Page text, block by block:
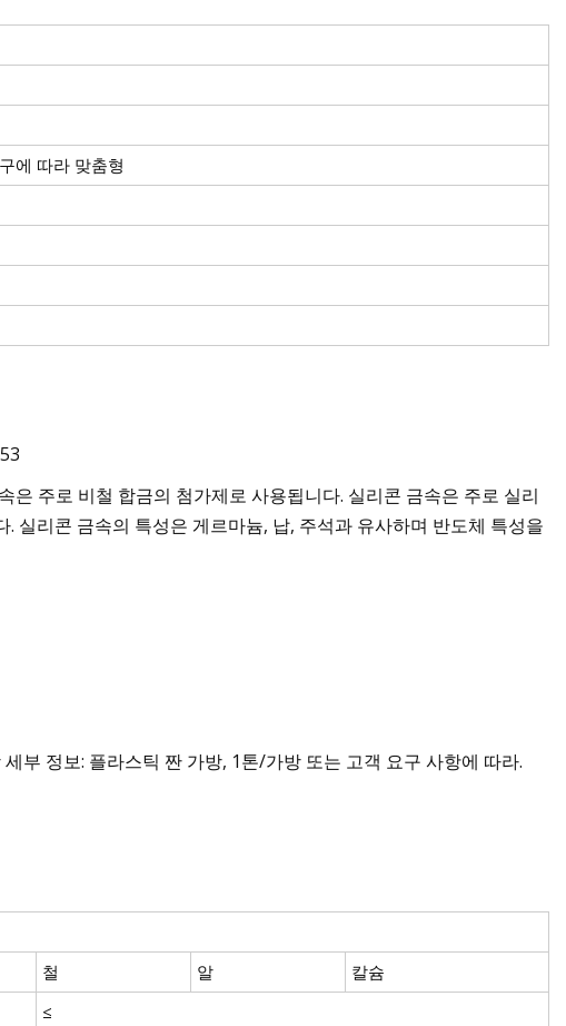
에 따라 맞춤형
주로 비철 합금의 첨가제로 사용됩니다. 실리콘 금속은 주로 실리
실리콘 금속의 특성은 게르마늄, 납, 주석과 유사하며 반도체 특성을
부 정보: 플라스틱 짠 가방, 1톤/가방 또는 고객 요구 사항에 따라.
철 알
칼슘
≤